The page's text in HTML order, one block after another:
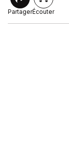
PartagerÉcouter